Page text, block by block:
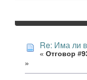
Re: Има ли
« Отговор
»